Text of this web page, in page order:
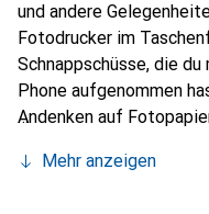
und andere
Fotodrucker im
Schnappschüsse, die
Phone aufgenommen
Andenken auf
Smartphone erfolgt
Mehr anzeigen